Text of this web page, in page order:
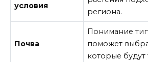
условия
региона.
Почва
Понимание
поможет
которые будут